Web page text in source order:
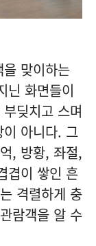
맞이하는
닌 화면들이
딪치고 스며
아니다. 그
, 방황, 좌절,
겹이 쌓인 흔
격렬하게 충
람객을 알 수